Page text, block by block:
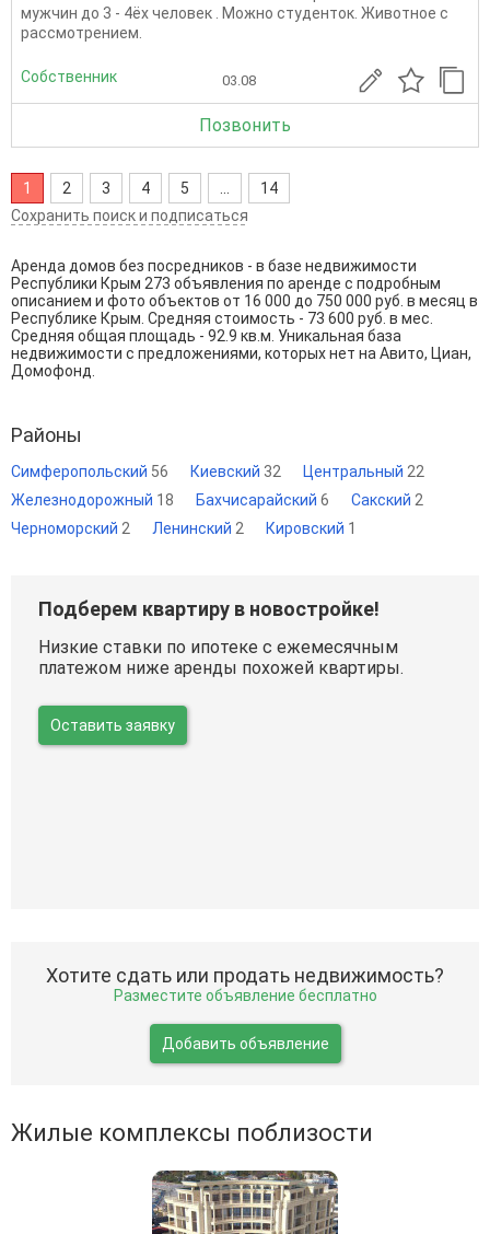
мужчин до 3 - 4ёх человек . Можно студенток. Животное с
рассмотрением.
Собственник 03.08
Позвонить
1 2 3 4 5
14
Сохранить поиск и подписаться
Аренда домов без посредников - в базе недвижимости
Республики Крым 273 объявления по аренде с подробным
описанием и фото объектов от 16 000 до 750 000 руб. в месяц в
Республике Крым. Средняя стоимость - 73 600 руб. в мес.
Средняя общая площадь - 92.9 кв.м. Уникальная база
недвижимости с предложениями, которых нет на Авито, Циан,
Домофонд.
Районы
Симферопольский 56 Киевский 32 Центральный 22
Железнодорожный 18 Бахчисарайский 6 Сакский 2
Черноморский 2 Ленинский 2 Кировский 1
Подберем квартиру в новостройке!
Низкие ставки по ипотеке с ежемесячным
платежом ниже аренды похожей квартиры.
Оставить заявку
Хотите сдать или продать недвижимость?
Разместите объявление бесплатно
Добавить объявление
Жилые комплексы поблизости